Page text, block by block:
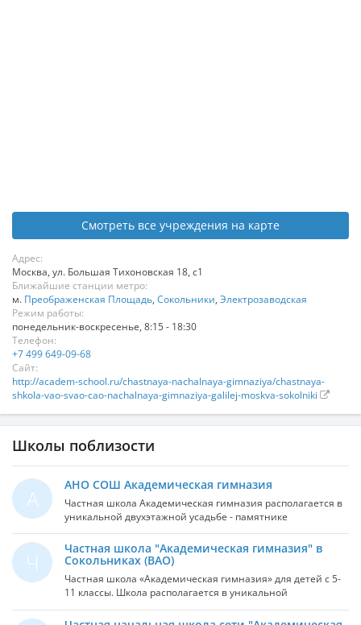
Смотреть все учреждения на карте
Адрес:
Москва, ул. Большая Тихоновская 18, с1
Ближайшие станции метро:
м. Преображенская Площадь, Сокольники, Электрозаводская
Режим работы:
понедельник-воскресенье, 8:15 - 18:30
Телефон:
+7 499 649-09-68
Сайт:
http://academ-school.ru/chastnaya-nachalnaya-gimnaziya/chastnaya-
shkola-vao-svao-cao-nachalnaya-gimnaziya-galilej-moskva-sokolniki
Школы поблизости
А
АНО СОШ Академическая гимназия
Частная школа Академическая гимназия располагается в
уникальной двухэтажной усадьбе - памятнике
архитектуре, в лесной части парка Сокольники, на своей
огороженной территории площадью 5 га. Школа
предлагает занятия в современных классах,
панелями, углубленное изучение иностранного языка и
развивающий курс математики, логики и прикладной
информатики. В школе ведут уроки опытные российские
Ч
Частная школа "Академическая гимназия" в
Сокольниках (ВАО)
Частная школа «Академическая гимназия» для детей с 5-
11 классы. Школа располагается в уникальной
части парка Сокольники. Занятия проходят в современных